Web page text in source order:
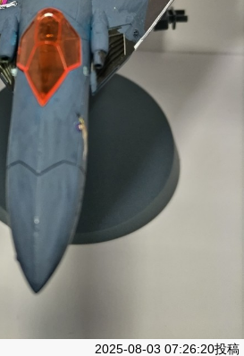
2025-08-03 07:26:20投稿